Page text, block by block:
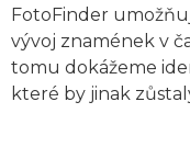
FotoFinder
vývoj znamének v
tomu dokážeme
které by jinak